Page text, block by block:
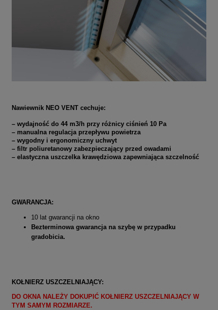
Nawiewnik NEO VENT cechuje:
– wydajność do 44 m3/h przy różnicy ciśnień 10 Pa
– manualna regulacja przepływu powietrza
– wygodny i ergonomiczny uchwyt
– filtr poliuretanowy zabezpieczający przed owadami
– elastyczna uszczelka krawędziowa zapewniająca szczelność
GWARANCJA:
10 lat gwarancji na okno
Bezterminowa gwarancja na szybę w przypadku
gradobicia.
KOŁNIERZ USZCZELNIAJĄCY:
DO OKNA NALEŻY DOKUPIĆ KOŁNIERZ USZCZELNIAJĄCY W
TYM SAMYM ROZMIARZE.